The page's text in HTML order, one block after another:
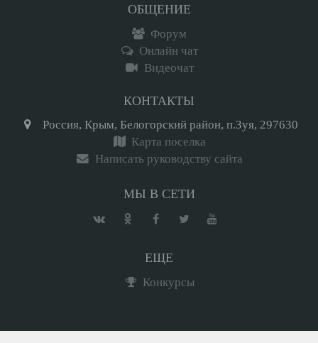
ОБЩЕНИЕ
Форум
Онлайн чат
Видеочат
КОНТАКТЫ
Россия, Крым, Белогорский район, п.Зуя, 297630
Карта поселка
Написать руководству сайта
МЫ В СЕТИ
ЕЩЕ
Конкурсы